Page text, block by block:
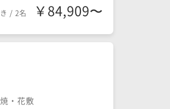
/ 2名 ￥84,909〜
・花敷